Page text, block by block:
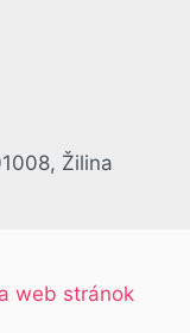
Žilina
web stránok